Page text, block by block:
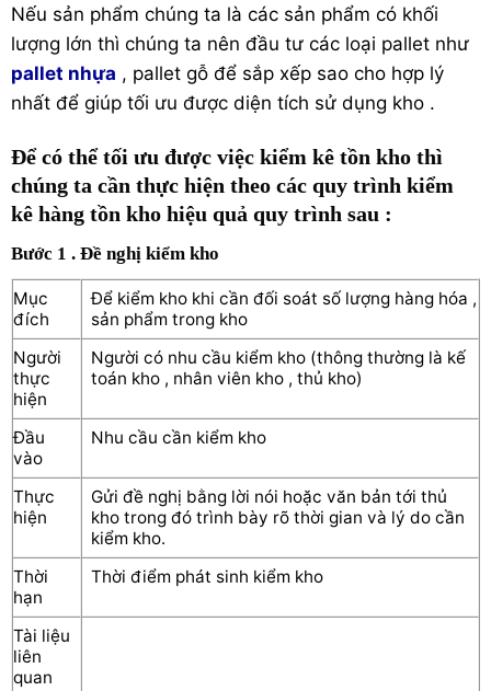
Nếu sản phẩm chúng ta là các sản phẩm có khối
lượng lớn thì chúng ta nên đầu tư các loại pallet như
pallet nhựa , pallet gỗ để sắp xếp sao cho hợp lý
nhất để giúp tối ưu được diện tích sử dụng kho .
Để có thể tối ưu được việc kiểm kê tồn kho thì
chúng ta cần thực hiện theo các quy trình kiểm
kê hàng tồn kho hiệu quả quy trình sau :
Bước 1 . Đề nghị kiểm kho
Mục
đích
Để kiểm kho khi cần đối soát số lượng hàng hóa ,
sản phẩm trong kho
Người
thực
hiện
Người có nhu cầu kiểm kho (thông thường là kế
toán kho , nhân viên kho , thủ kho)
Đầu
vào
Nhu cầu cần kiểm kho
Thực
hiện
Gửi đề nghị bằng lời nói hoặc văn bản tới thủ
kho trong đó trình bày rõ thời gian và lý do cần
kiểm kho.
Thời
hạn
Thời điểm phát sinh kiểm kho
Tài liệu
liên
quan